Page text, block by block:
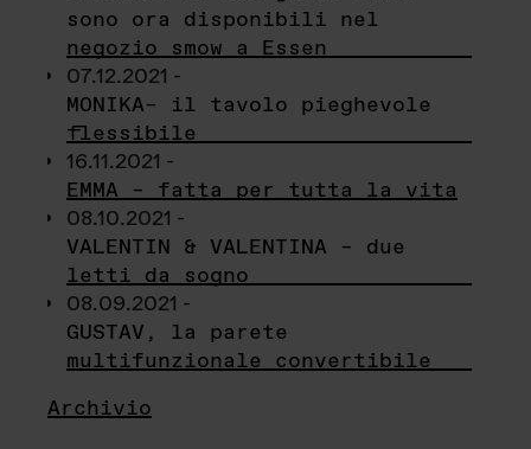
sono ora disponibili nel
negozio smow a Essen
07.12.2021 -
MONIKA– il tavolo pieghevole
flessibile
16.11.2021 -
EMMA – fatta per tutta la vita
08.10.2021 -
VALENTIN & VALENTINA – due
letti da sogno
08.09.2021 -
GUSTAV, la parete
multifunzionale convertibile
Archivio